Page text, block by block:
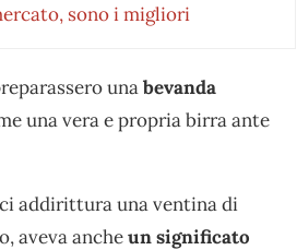
sono i migliori
unabevanda
una vera e propria birra ante
addirittura una ventina di
aveva ancheun significato